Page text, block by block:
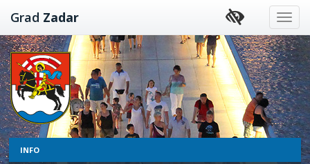
Preskoči
na
sadržaj
Grad Zadar
INFO